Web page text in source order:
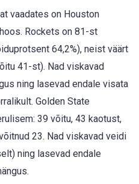
vaadates on Houston
Rockets on 81-st
64,2%), neist väärt
41-st). Nad viskavad
ning lasevad endale visata
Golden State
39 võitu, 43 kaotust,
23. Nad viskavad veidi
ning lasevad endale